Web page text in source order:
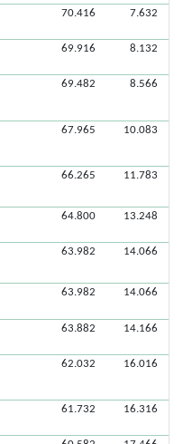
70.416 7.632
69.916 8.132
69.482 8.566
67.965 10.083
66.265 11.783
64.800 13.248
63.982 14.066
63.982 14.066
63.882 14.166
62.032 16.016
61.732 16.316